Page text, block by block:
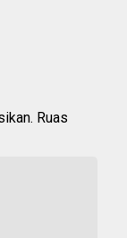
Ruas